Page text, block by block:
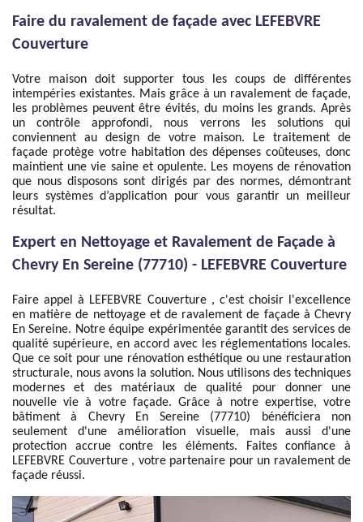
Faire du ravalement de façade avec LEFEBVRE
Couverture
Votre maison doit supporter tous les coups de différentes
intempéries existantes. Mais grâce à un ravalement de façade,
les problèmes peuvent être évités, du moins les grands. Après
un contrôle approfondi, nous verrons les solutions qui
conviennent au design de votre maison. Le traitement de
façade protège votre habitation des dépenses coûteuses, donc
maintient une vie saine et opulente. Les moyens de rénovation
que nous disposons sont dirigés par des normes, démontrant
leurs systèmes d’application pour vous garantir un meilleur
résultat.
Expert en Nettoyage et Ravalement de Façade à
Chevry En Sereine (77710) - LEFEBVRE Couverture
Faire appel à LEFEBVRE Couverture , c'est choisir l'excellence
en matière de nettoyage et de ravalement de façade à Chevry
En Sereine. Notre équipe expérimentée garantit des services de
qualité supérieure, en accord avec les réglementations locales.
Que ce soit pour une rénovation esthétique ou une restauration
structurale, nous avons la solution. Nous utilisons des techniques
modernes et des matériaux de qualité pour donner une
nouvelle vie à votre façade. Grâce à notre expertise, votre
bâtiment à Chevry En Sereine (77710) bénéficiera non
seulement d'une amélioration visuelle, mais aussi d'une
protection accrue contre les éléments. Faites confiance à
LEFEBVRE Couverture , votre partenaire pour un ravalement de
façade réussi.